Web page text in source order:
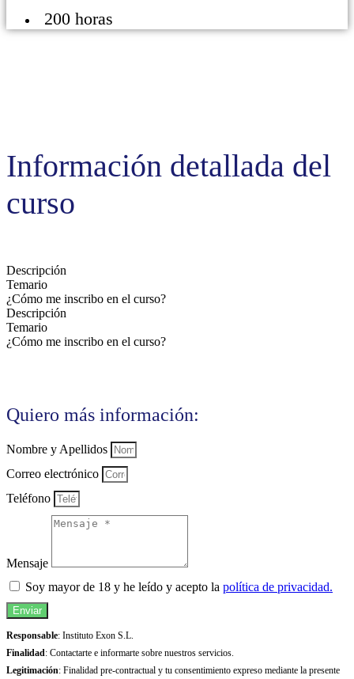
200 horas
Información detallada del
curso
Descripción
Temario
¿Cómo me inscribo en el curso?
Descripción
Temario
¿Cómo me inscribo en el curso?
Quiero más información:
Nombre y Apellidos
Correo electrónico
Teléfono
Mensaje
Soy mayor de 18 y he leído y acepto la política de privacidad.
Enviar
Responsable: Instituto Exon S.L.
Finalidad: Contactarte e informarte sobre nuestros servicios.
Legitimación: Finalidad pre-contractual y tu consentimiento expreso mediante la presente